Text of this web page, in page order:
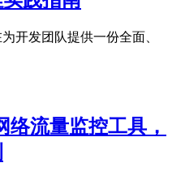
开发团队提供一份全面、
流量监控工具，